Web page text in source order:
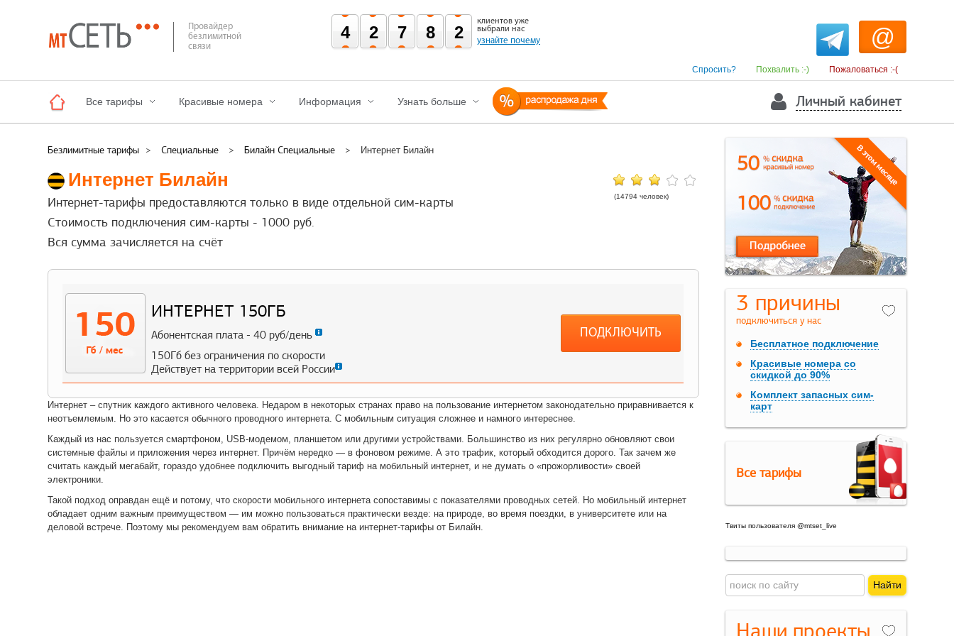
Провайдер
безлимитной
связи
42782
клиентов уже
выбрали нас
узнайте почему @
Спросить? Похвалить :-) Пожаловаться :-(
Все тарифы Красивые номера Информация Узнать больше Личный кабинет
Безлимитные тарифы > Специальные > Билайн Специальные > Интернет Билайн
(14794 человек)
Интернет Билайн
Интернет-тарифы предоставляются только в виде отдельной сим-карты
Стоимость подключения сим-карты - 1000 руб.
Вся сумма зачисляется на счёт
ИНТЕРНЕТ 150ГБ
Абонентская плата - 40 руб/день
150Гб без ограничения по скорости
Действует на территории всей России
ПОДКЛЮЧИТЬ
Интернет – спутник каждого активного человека. Недаром в некоторых странах право на пользование интернетом законодательно приравнивается к
неотъемлемым. Но это касается обычного проводного интернета. С мобильным ситуация сложнее и намного интереснее.
Каждый из нас пользуется смартфоном, USB-модемом, планшетом или другими устройствами. Большинство из них регулярно обновляют свои
системные файлы и приложения через интернет. Причём нередко — в фоновом режиме. А это трафик, который обходится дорого. Так зачем же
считать каждый мегабайт, гораздо удобнее подключить выгодный тариф на мобильный интернет, и не думать о «прожорливости» своей
электроники.
Такой подход оправдан ещё и потому, что скорости мобильного интернета сопоставимы с показателями проводных сетей. Но мобильный интернет
обладает одним важным преимуществом — им можно пользоваться практически везде: на природе, во время поездки, в университете или на
деловой встрече. Поэтому мы рекомендуем вам обратить внимание на интернет-тарифы от Билайн.
3 причины
подключиться у нас
Бесплатное подключение
Красивые номера со
скидкой до 90%
Комплект запасных сим-
карт
Все тарифы
Твиты пользователя @mtset_live
Наши проекты